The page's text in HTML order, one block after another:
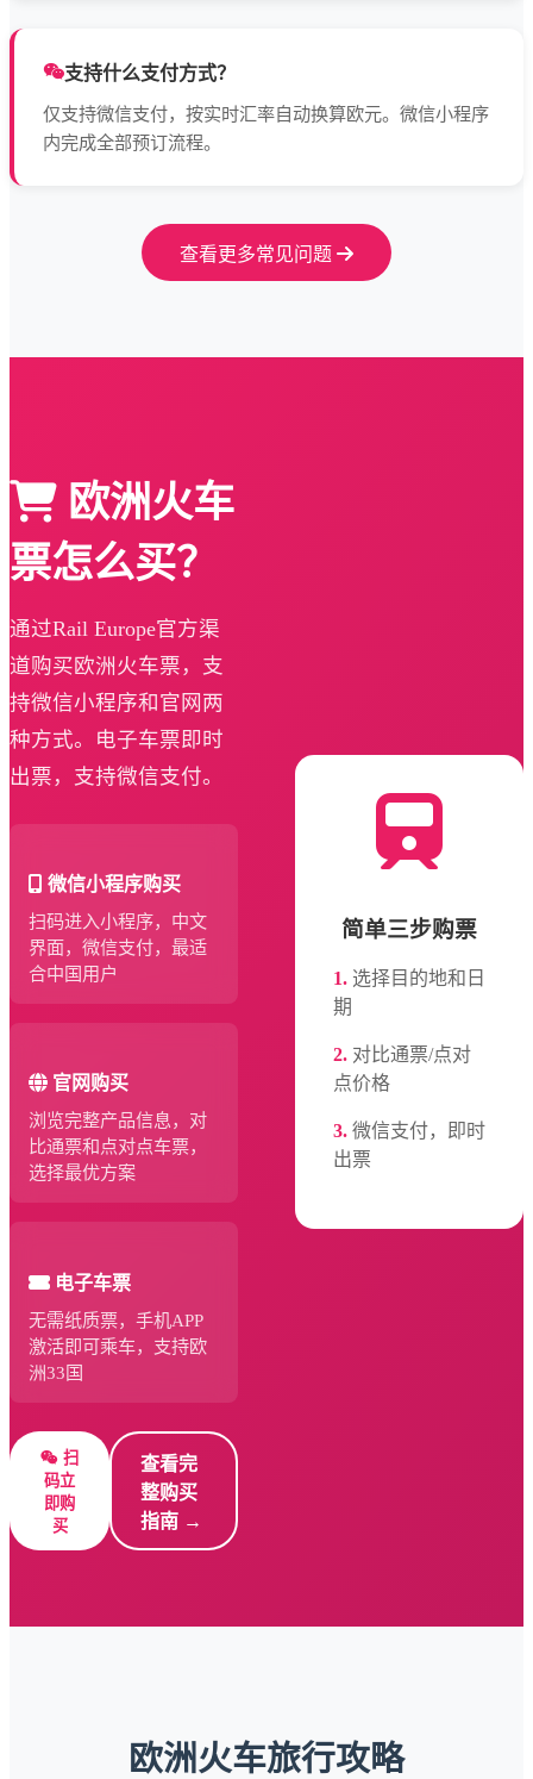
支持什么支付方式？
仅支持微信支付，按实时汇率自动换算欧元。微信小程序
内完成全部预订流程。
查看更多常见问题
欧洲火车
票怎么买？
通过Rail Europe官方渠
道购买欧洲火车票，支
持微信小程序和官网两
种方式。电子车票即时
出票，支持微信支付。
微信小程序购买
扫码进入小程序，中文
界面，微信支付，最适
合中国用户
官网购买
浏览完整产品信息，对
比通票和点对点车票，
选择最优方案
电子车票
无需纸质票，手机APP
激活即可乘车，支持欧
洲33国
扫
码立
即购
买
查看完
整购买
指南 →
简单三步购票
1. 选择目的地和日
期
2. 对比通票/点对
点价格
3. 微信支付，即时
出票
欧洲火车旅行攻略